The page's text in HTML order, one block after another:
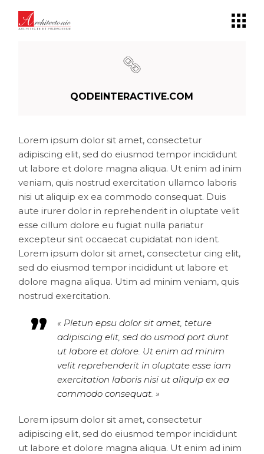
QODEINTERACTIVE.COM
Lorem ipsum dolor sit amet, consectetur
adipiscing elit, sed do eiusmod tempor incididunt
ut labore et dolore magna aliqua. Ut enim ad inim
veniam, quis nostrud exercitation ullamco laboris
nisi ut aliquip ex ea commodo consequat. Duis
aute irurer dolor in reprehenderit in oluptate velit
esse cillum dolore eu fugiat nulla pariatur
excepteur sint occaecat cupidatat non ident.
Lorem ipsum dolor sit amet, consectetur cing elit,
sed do eiusmod tempor incididunt ut labore et
dolore magna aliqua. Utim ad minim veniam, quis
nostrud exercitation.
« Pletun epsu dolor sit amet, teture
adipiscing elit, sed do usmod port dunt
ut labore et dolore. Ut enim ad minim
velit reprehenderit in oluptate esse iam
exercitation laboris nisi ut aliquip ex ea
commodo consequat. »
Lorem ipsum dolor sit amet, consectetur
adipiscing elit, sed do eiusmod tempor incididunt
ut labore et dolore magna aliqua. Ut enim ad inim